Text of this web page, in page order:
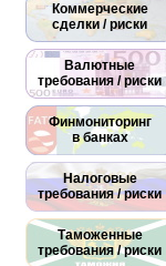
Коммерческие
сделки / риски
Валютные
требования / риски
Финмониторинг
в банках
Налоговые
требования / риски
Таможенные
требования / риски